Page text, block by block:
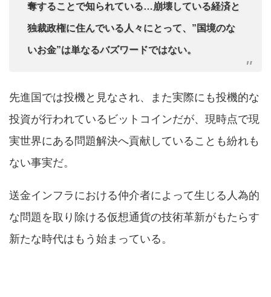
奪することで知られている…崩壊している経済と
独裁政権に住んでいる人々にとって、”国境のな
いお金”は単なるバズワードではない。
先進国では投機と見なされ、また実際にも投機的な
投資が行われているビットコインだが、現時点で現
実世界にある問題解決へ貢献していることも紛れも
ない事実だ。
送金インフラにおける仲介者によって生じる人為的
な問題を取り除ける仮想通貨の技術革新がもたらす
新たな時代はもう始まっている。